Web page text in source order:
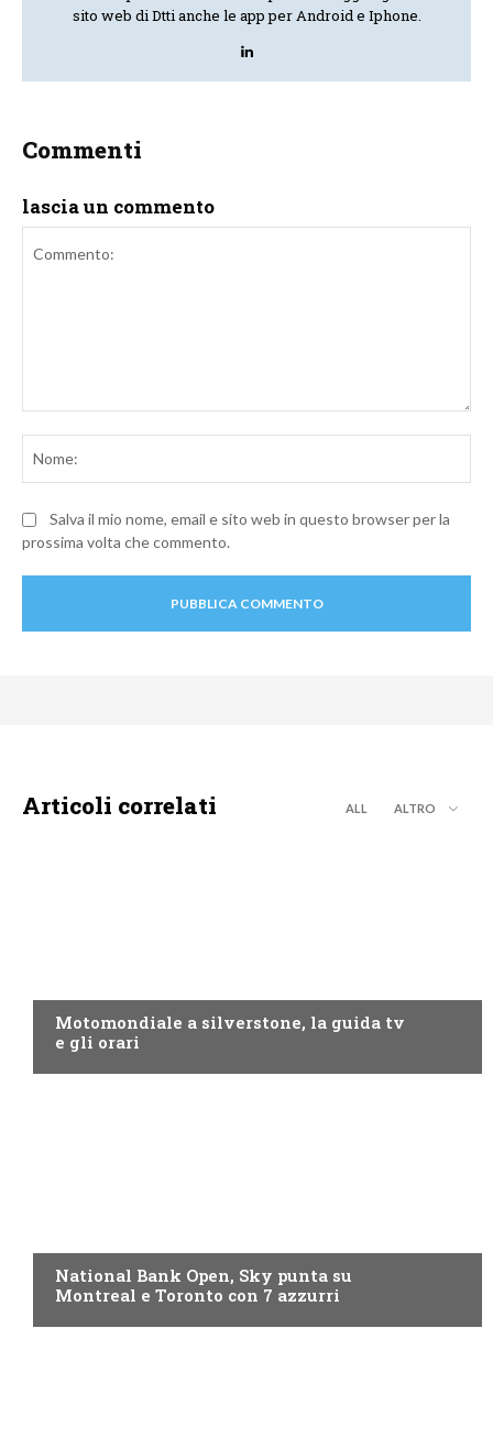
sito web di Dtti anche le app per Android e Iphone.
Commenti
lascia un commento
Salva il mio nome, email e sito web in questo browser per la
prossima volta che commento.
Articoli correlati ALL ALTRO
Motomondiale a silverstone, la guida tv
e gli orari
National Bank Open, Sky punta su
Montreal e Toronto con 7 azzurri